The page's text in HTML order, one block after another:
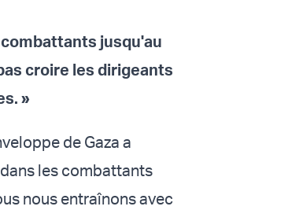
jusqu'au
croire les dirigeants
»
de Gaza a
les combattants
nous entraînons avec